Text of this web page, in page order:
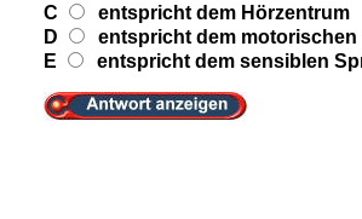
C
entspricht dem Hörzentrum
D
entspricht dem
E
entspricht dem sensiblen